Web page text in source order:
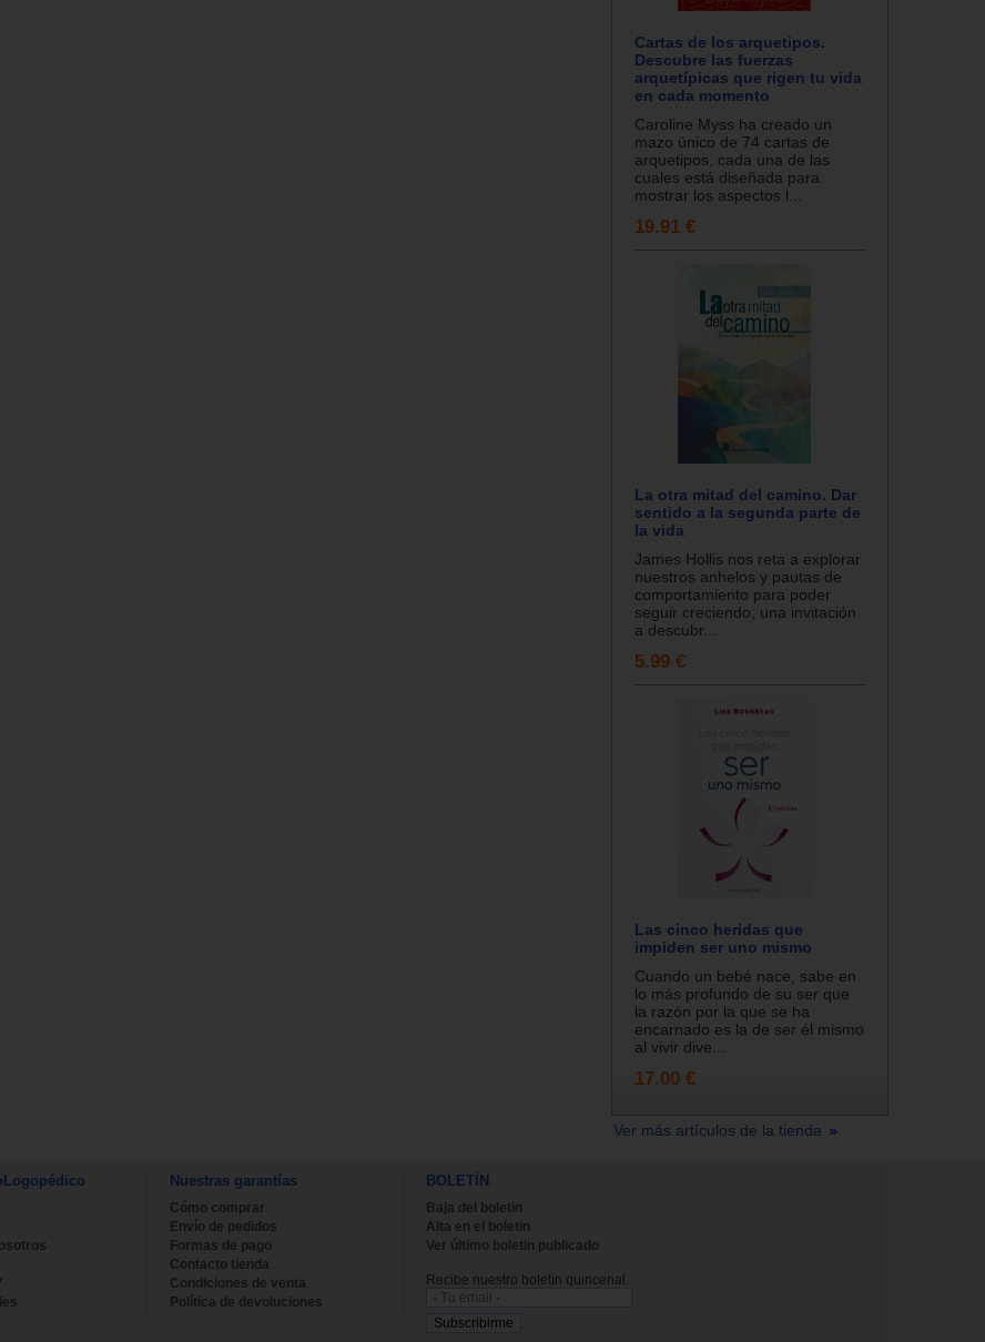
Cartas de los arquetipos.
Descubre las fuerzas
arquetípicas que rigen tu vida
en cada momento
Caroline Myss ha creado un
mazo único de 74 cartas de
arquetipos, cada una de las
cuales está diseñada para
mostrar los aspectos l...
19.91 €
La otra mitad del camino. Dar
sentido a la segunda parte de
la vida
James Hollis nos reta a explorar
nuestros anhelos y pautas de
comportamiento para poder
seguir creciendo; una invitación
a descubr...
5.99 €
Las cinco heridas que
impiden ser uno mismo
Cuando un bebé nace, sabe en
lo más profundo de su ser que
la razón por la que se ha
encarnado es la de ser él mismo
al vivir dive...
17.00 €
Ver más artículos de la tienda
Nuestras garantías
Cómo comprar
Envío de pedidos
Formas de pago
Contacto tienda
Condiciones de venta
Política de devoluciones
BOLETÍN
Baja del boletin
Alta en el boletin
Ver último boletin publicado
Recibe nuestro boletín quincenal.